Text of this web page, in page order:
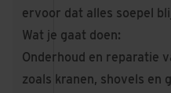
ervoor dat alles soepel
Wat je gaat doen:
Onderhoud en reparatie
zoals kranen, shovels en